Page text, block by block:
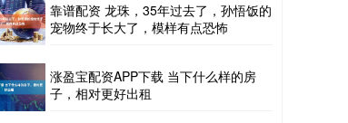
靠谱配资 龙珠，35年过去了，孙悟饭的
宠物终于长大了，模样有点恐怖
涨盈宝配资APP下载 当下什么样的房
子，相对更好出租